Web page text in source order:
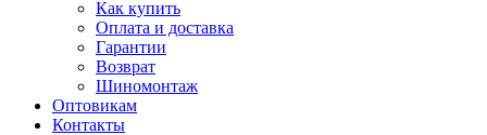
Как купить
Оплата и доставка
Гарантии
Возврат
Шиномонтаж
Оптовикам
Контакты